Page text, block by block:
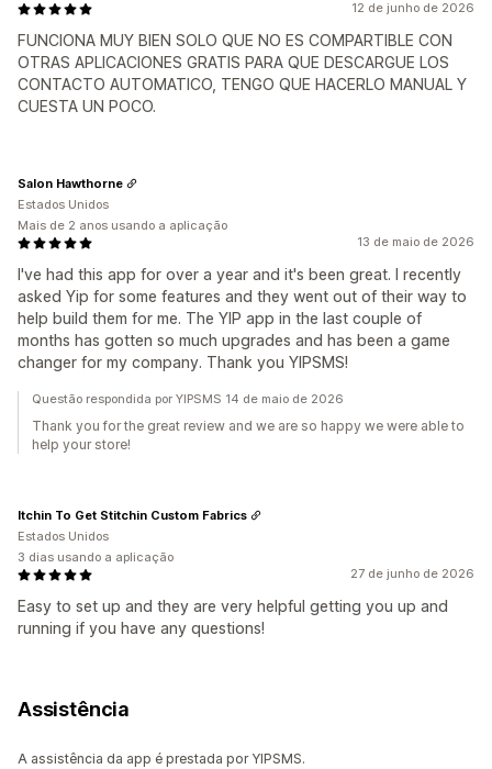
12 de junho de 2026
FUNCIONA MUY BIEN SOLO QUE NO ES COMPARTIBLE CON
OTRAS APLICACIONES GRATIS PARA QUE DESCARGUE LOS
CONTACTO AUTOMATICO, TENGO QUE HACERLO MANUAL Y
CUESTA UN POCO.
13 de maio de 2026
I've had this app for over a year and it's been great. I recently
asked Yip for some features and they went out of their way to
help build them for me. The YIP app in the last couple of
months has gotten so much upgrades and has been a game
changer for my company. Thank you YIPSMS!
Salon Hawthorne
Estados Unidos
Mais de 2 anos usando a aplicação
Questão respondida por YIPSMS 14 de maio de 2026
Thank you for the great review and we are so happy we were able to
help your store!
27 de junho de 2026
Easy to set up and they are very helpful getting you up and
running if you have any questions!
Itchin To Get Stitchin Custom Fabrics
Estados Unidos
3 dias usando a aplicação
Assistência
A assistência da app é prestada por YIPSMS.